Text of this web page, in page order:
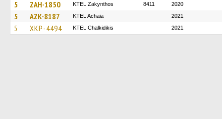
5 ZAH-1850 KTEL Zakynthos 8411 2020
5 AZK-8187 KTEL Achaia 2021
5 XKP-4494 ΚΤΕL Chalkidikis 2021